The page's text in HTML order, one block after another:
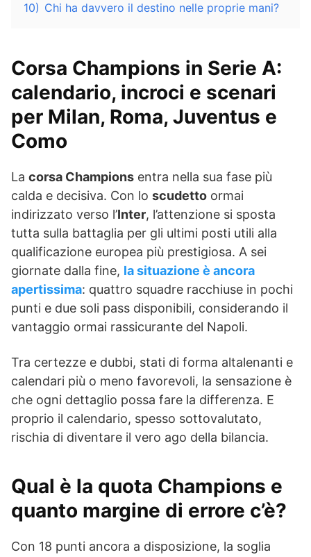
10) Chi ha davvero il destino nelle proprie mani?
Corsa Champions in Serie A:
calendario, incroci e scenari
per Milan, Roma, Juventus e
Como
La corsa Champions entra nella sua fase più
calda e decisiva. Con lo scudetto ormai
indirizzato verso l’Inter, l’attenzione si sposta
tutta sulla battaglia per gli ultimi posti utili alla
qualificazione europea più prestigiosa. A sei
giornate dalla fine, la situazione è ancora
apertissima: quattro squadre racchiuse in pochi
punti e due soli pass disponibili, considerando il
vantaggio ormai rassicurante del Napoli.
Tra certezze e dubbi, stati di forma altalenanti e
calendari più o meno favorevoli, la sensazione è
che ogni dettaglio possa fare la differenza. E
proprio il calendario, spesso sottovalutato,
rischia di diventare il vero ago della bilancia.
Qual è la quota Champions e
quanto margine di errore c’è?
Con 18 punti ancora a disposizione, la soglia